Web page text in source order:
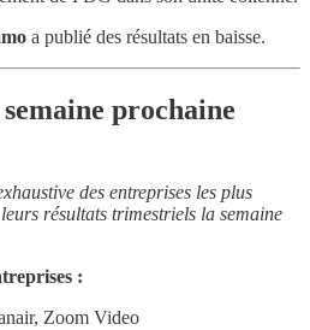
a publié des résultats en baisse.
prochaine
des entreprises les plus
résultats trimestriels la semaine
:
Zoom Video